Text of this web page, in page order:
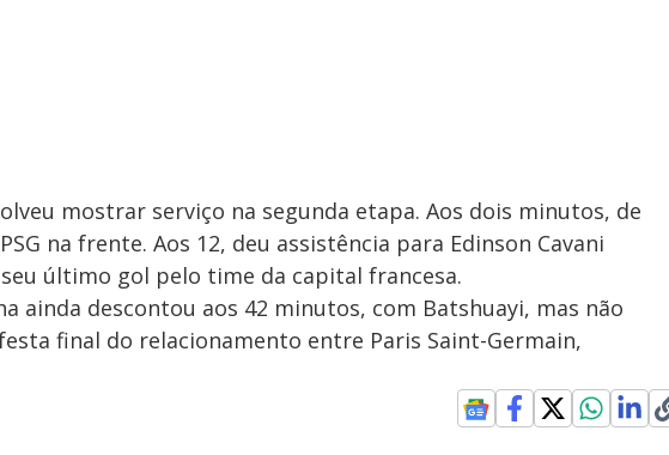
mostrar serviço na segunda etapa. Aos dois minutos, de
na frente. Aos 12, deu assistência para Edinson Cavani
último gol pelo time da capital francesa.
ainda descontou aos 42 minutos, com Batshuayi, mas não
final do relacionamento entre Paris Saint-Germain,